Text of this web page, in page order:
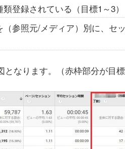
登録されている（目標1～3）
参照元/メディア）別に、セ
なります。（赤枠部分が目標